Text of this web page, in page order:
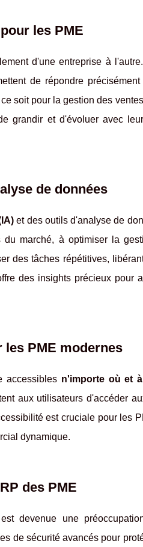
les PME
d'une entreprise à
de répondre
soit pour la gestion des
grandir et d'évoluer avec
de données
et des outils d'analyse de
marché, à optimiser la
des tâches répétitives,
des insights précieux pour
PME modernes
accessibles n'importe où et
aux utilisateurs d'accéder
est cruciale pour les
dynamique.
des PME
devenue une
de sécurité avancés pour